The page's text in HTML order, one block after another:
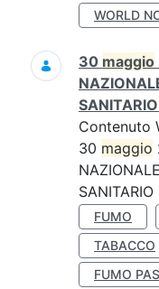
WORLD
30 maggio
Contenuto
30 maggio
FUMO
TABACCO
FUMO